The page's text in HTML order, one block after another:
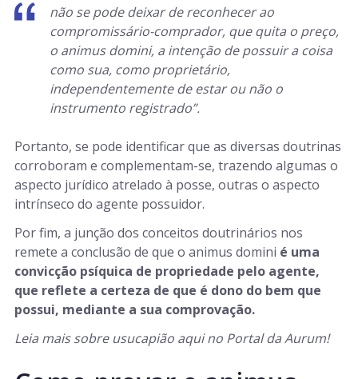
não se pode deixar de reconhecer ao
compromissário-comprador, que quita o preço,
o animus domini, a intenção de possuir a coisa
como sua, como proprietário,
independentemente de estar ou não o
instrumento registrado”.
Portanto, se pode identificar que as diversas doutrinas
corroboram e complementam-se, trazendo algumas o
aspecto jurídico atrelado à posse, outras o aspecto
intrínseco do agente possuidor.
Por fim, a junção dos conceitos doutrinários nos
remete a conclusão de que o animus domini é uma
convicção psíquica de propriedade pelo agente,
que reflete a certeza de que é dono do bem que
possui, mediante a sua comprovação.
Leia mais sobre usucapião aqui no Portal da Aurum!